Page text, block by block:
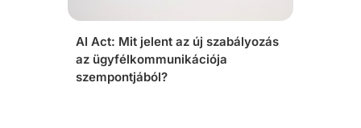
AI Act: Mit jelent az új szabályozás
az ügyfélkommunikációja
szempontjából?